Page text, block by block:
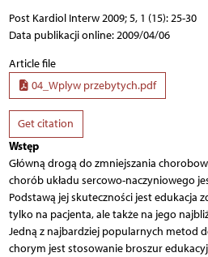
Post Kardiol Interw 2009; 5, 1 (15): 25-30
Data publikacji online: 2009/04/06
Article file
04_Wplyw przebytych.pdf
Get citation
Wstęp
Główną drogą do zmniejszania
chorób układu sercowo-naczyniowego
Podstawą jej skuteczności jest edukacja
tylko na pacjenta, ale także na jego
Jedną z najbardziej popularnych metod
chorym jest stosowanie broszur